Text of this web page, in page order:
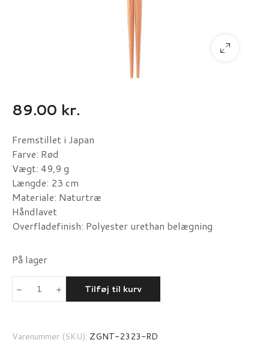
89.00 kr.
Fremstillet i Japan
Farve: Rød
Vægt: 49,9 g
Længde: 23 cm
Materiale: Naturtræ
Håndlavet
Overfladefinish: Polyester urethan belægning
På lager
ZenGrip
Tilføj til kurv
Varenummer (SKU): ZGNT-2323-RD